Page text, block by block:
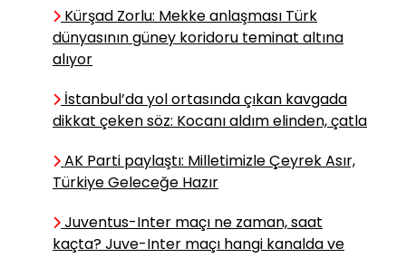
Restoranlarda “Kalan
Yemekler ve Gıda İsrafı”
Ebubekir ELMALI
Muyuz?
Kürşad Zorlu: Mekke anlaşması Türk
dünyasının güney koridoru teminat altına
alıyor
İstanbul’da yol ortasında çıkan kavgada
dikkat çeken söz: Kocanı aldım elinden, çatla
AK Parti paylaştı: Milletimizle Çeyrek Asır,
Türkiye Geleceğe Hazır
Juventus-Inter maçı ne zaman, saat
kaçta? Juve-Inter maçı hangi kanalda ve